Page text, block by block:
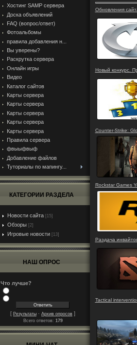
Хостинг SAMP сервера
Доска объявлений
FAQ (вопрос/ответ)
Фотоальбомы
правила добавления н...
Вы уверены?
Раскрутка сервера
Онлайн игры
Видео
Каталог сайтов
Карты сервера
Карты сервера
Карты сервера
Карты сервера
Карты сервера
Правила сервера
фвыыфвыф
Добавление файлов
Туториалы по мапингу...
КАТЕГОРИИ РАЗДЕЛА
Новости сайта [15]
Обзоры [2]
Игровые новости [13]
НАШ ОПРОС
Что лучше?
[ Результаты · Архив опросов ]
Всего ответов: 179
Обновления
Новый конкурс.
Counter-Strike:
Rockstar Games
Раздача
Tactical